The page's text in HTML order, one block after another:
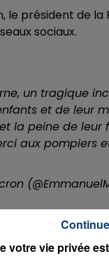
le président de la
sociaux.
un tragique
et de leur
la peine de leur
aux pompiers
votre vie privée